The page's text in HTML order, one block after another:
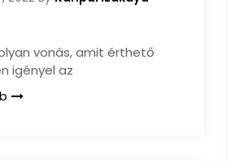
vonás, amit érthető
igényel az